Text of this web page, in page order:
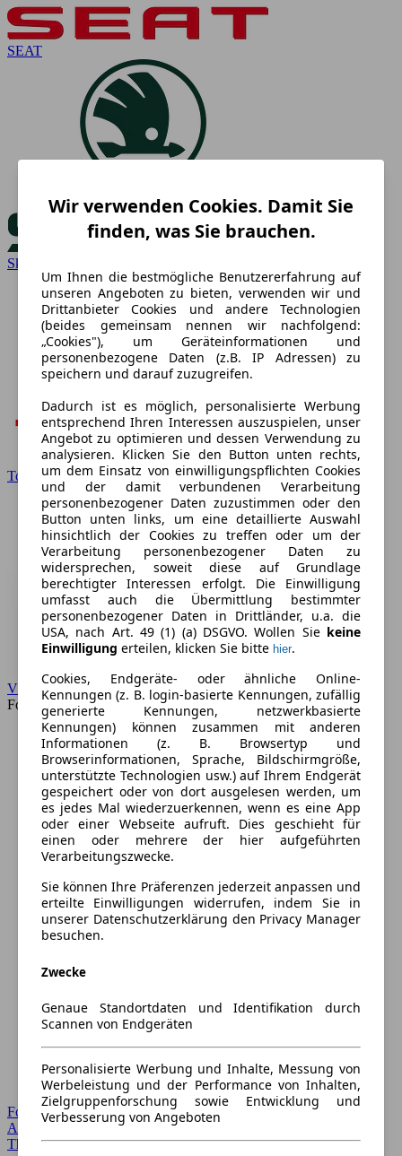
SEAT
Skoda
Toyota
VW
Forum
Forum Startseite
Alle Auto-Foren
Themen-Forum
Wir verwenden Cookies. Damit Sie
finden, was Sie brauchen.
Um Ihnen die bestmögliche Benutzererfahrung auf
unseren Angeboten zu bieten, verwenden wir und
Drittanbieter Cookies und andere Technologien
(beides gemeinsam nennen wir nachfolgend:
„Cookies"), um Geräteinformationen und
personenbezogene Daten (z.B. IP Adressen) zu
speichern und darauf zuzugreifen.
Dadurch ist es möglich, personalisierte Werbung
entsprechend Ihren Interessen auszuspielen, unser
Angebot zu optimieren und dessen Verwendung zu
analysieren. Klicken Sie den Button unten rechts,
um dem Einsatz von einwilligungspflichten Cookies
und der damit verbundenen Verarbeitung
personenbezogener Daten zuzustimmen oder den
Button unten links, um eine detaillierte Auswahl
hinsichtlich der Cookies zu treffen oder um der
Verarbeitung personenbezogener Daten zu
widersprechen, soweit diese auf Grundlage
berechtigter Interessen erfolgt. Die Einwilligung
umfasst auch die Übermittlung bestimmter
personenbezogener Daten in Drittländer, u.a. die
USA, nach Art. 49 (1) (a) DSGVO. Wollen Sie keine
Einwilligung erteilen, klicken Sie bitte hier.
Cookies, Endgeräte- oder ähnliche Online-
Kennungen (z. B. login-basierte Kennungen, zufällig
generierte Kennungen, netzwerkbasierte
Kennungen) können zusammen mit anderen
Informationen (z. B. Browsertyp und
Browserinformationen, Sprache, Bildschirmgröße,
unterstützte Technologien usw.) auf Ihrem Endgerät
gespeichert oder von dort ausgelesen werden, um
es jedes Mal wiederzuerkennen, wenn es eine App
oder einer Webseite aufruft. Dies geschieht für
einen oder mehrere der hier aufgeführten
Verarbeitungszwecke.
Sie können Ihre Präferenzen jederzeit anpassen und
erteilte Einwilligungen widerrufen, indem Sie in
unserer Datenschutzerklärung den Privacy Manager
besuchen.
Zwecke
Genaue Standortdaten und Identifikation durch
Scannen von Endgeräten
Personalisierte Werbung und Inhalte, Messung von
Werbeleistung und der Performance von Inhalten,
Zielgruppenforschung sowie Entwicklung und
Verbesserung von Angeboten